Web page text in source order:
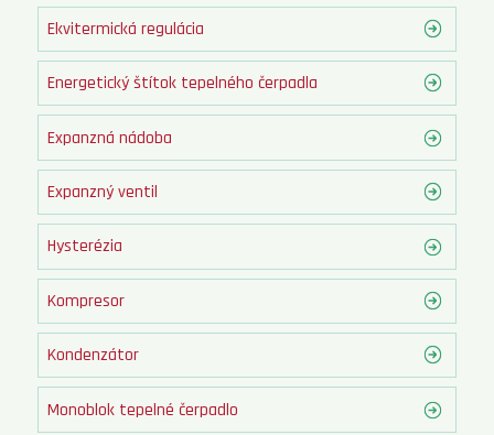
Ekvitermická regulácia
Energetický štítok tepelného čerpadla
Expanzná nádoba
Expanzný ventil
Hysterézia
Kompresor
Kondenzátor
Monoblok tepelné čerpadlo